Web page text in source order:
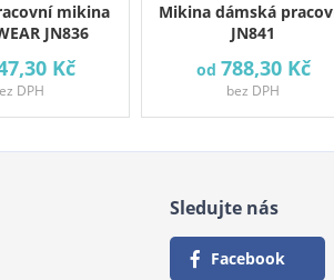
mikina
JN836
Kč
DPH
Mikina dámská
JN841
od 788,30 Kč
bez DPH
Sledujte nás
Facebook